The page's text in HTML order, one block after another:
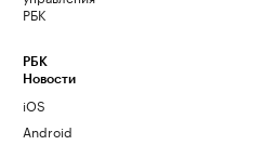
РБК
РБК
Новости
iOS
Android